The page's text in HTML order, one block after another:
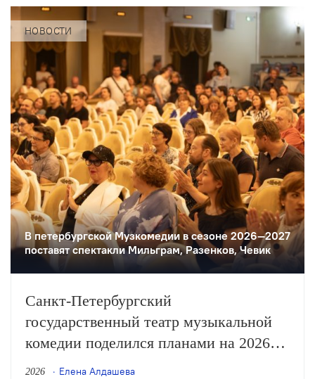
НОВОСТИ
В петербургской Музкомедии в сезоне 2026—2027
поставят спектакли Мильграм, Разенков, Чевик
Санкт-Петербургский
государственный театр музыкальной
комедии поделился планами на 2026
и 2027 годы, в числе которых —
2026
Елена Алдашева